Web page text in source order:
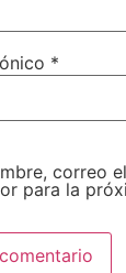
*
correo
para la